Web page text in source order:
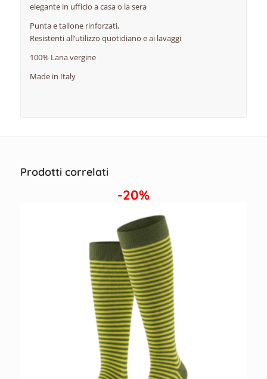
elegante in ufficio a casa o la sera
Punta e tallone rinforzati,
Resistenti all’utilizzo quotidiano e ai lavaggi
100% Lana vergine
Made in Italy
Prodotti correlati
-20%